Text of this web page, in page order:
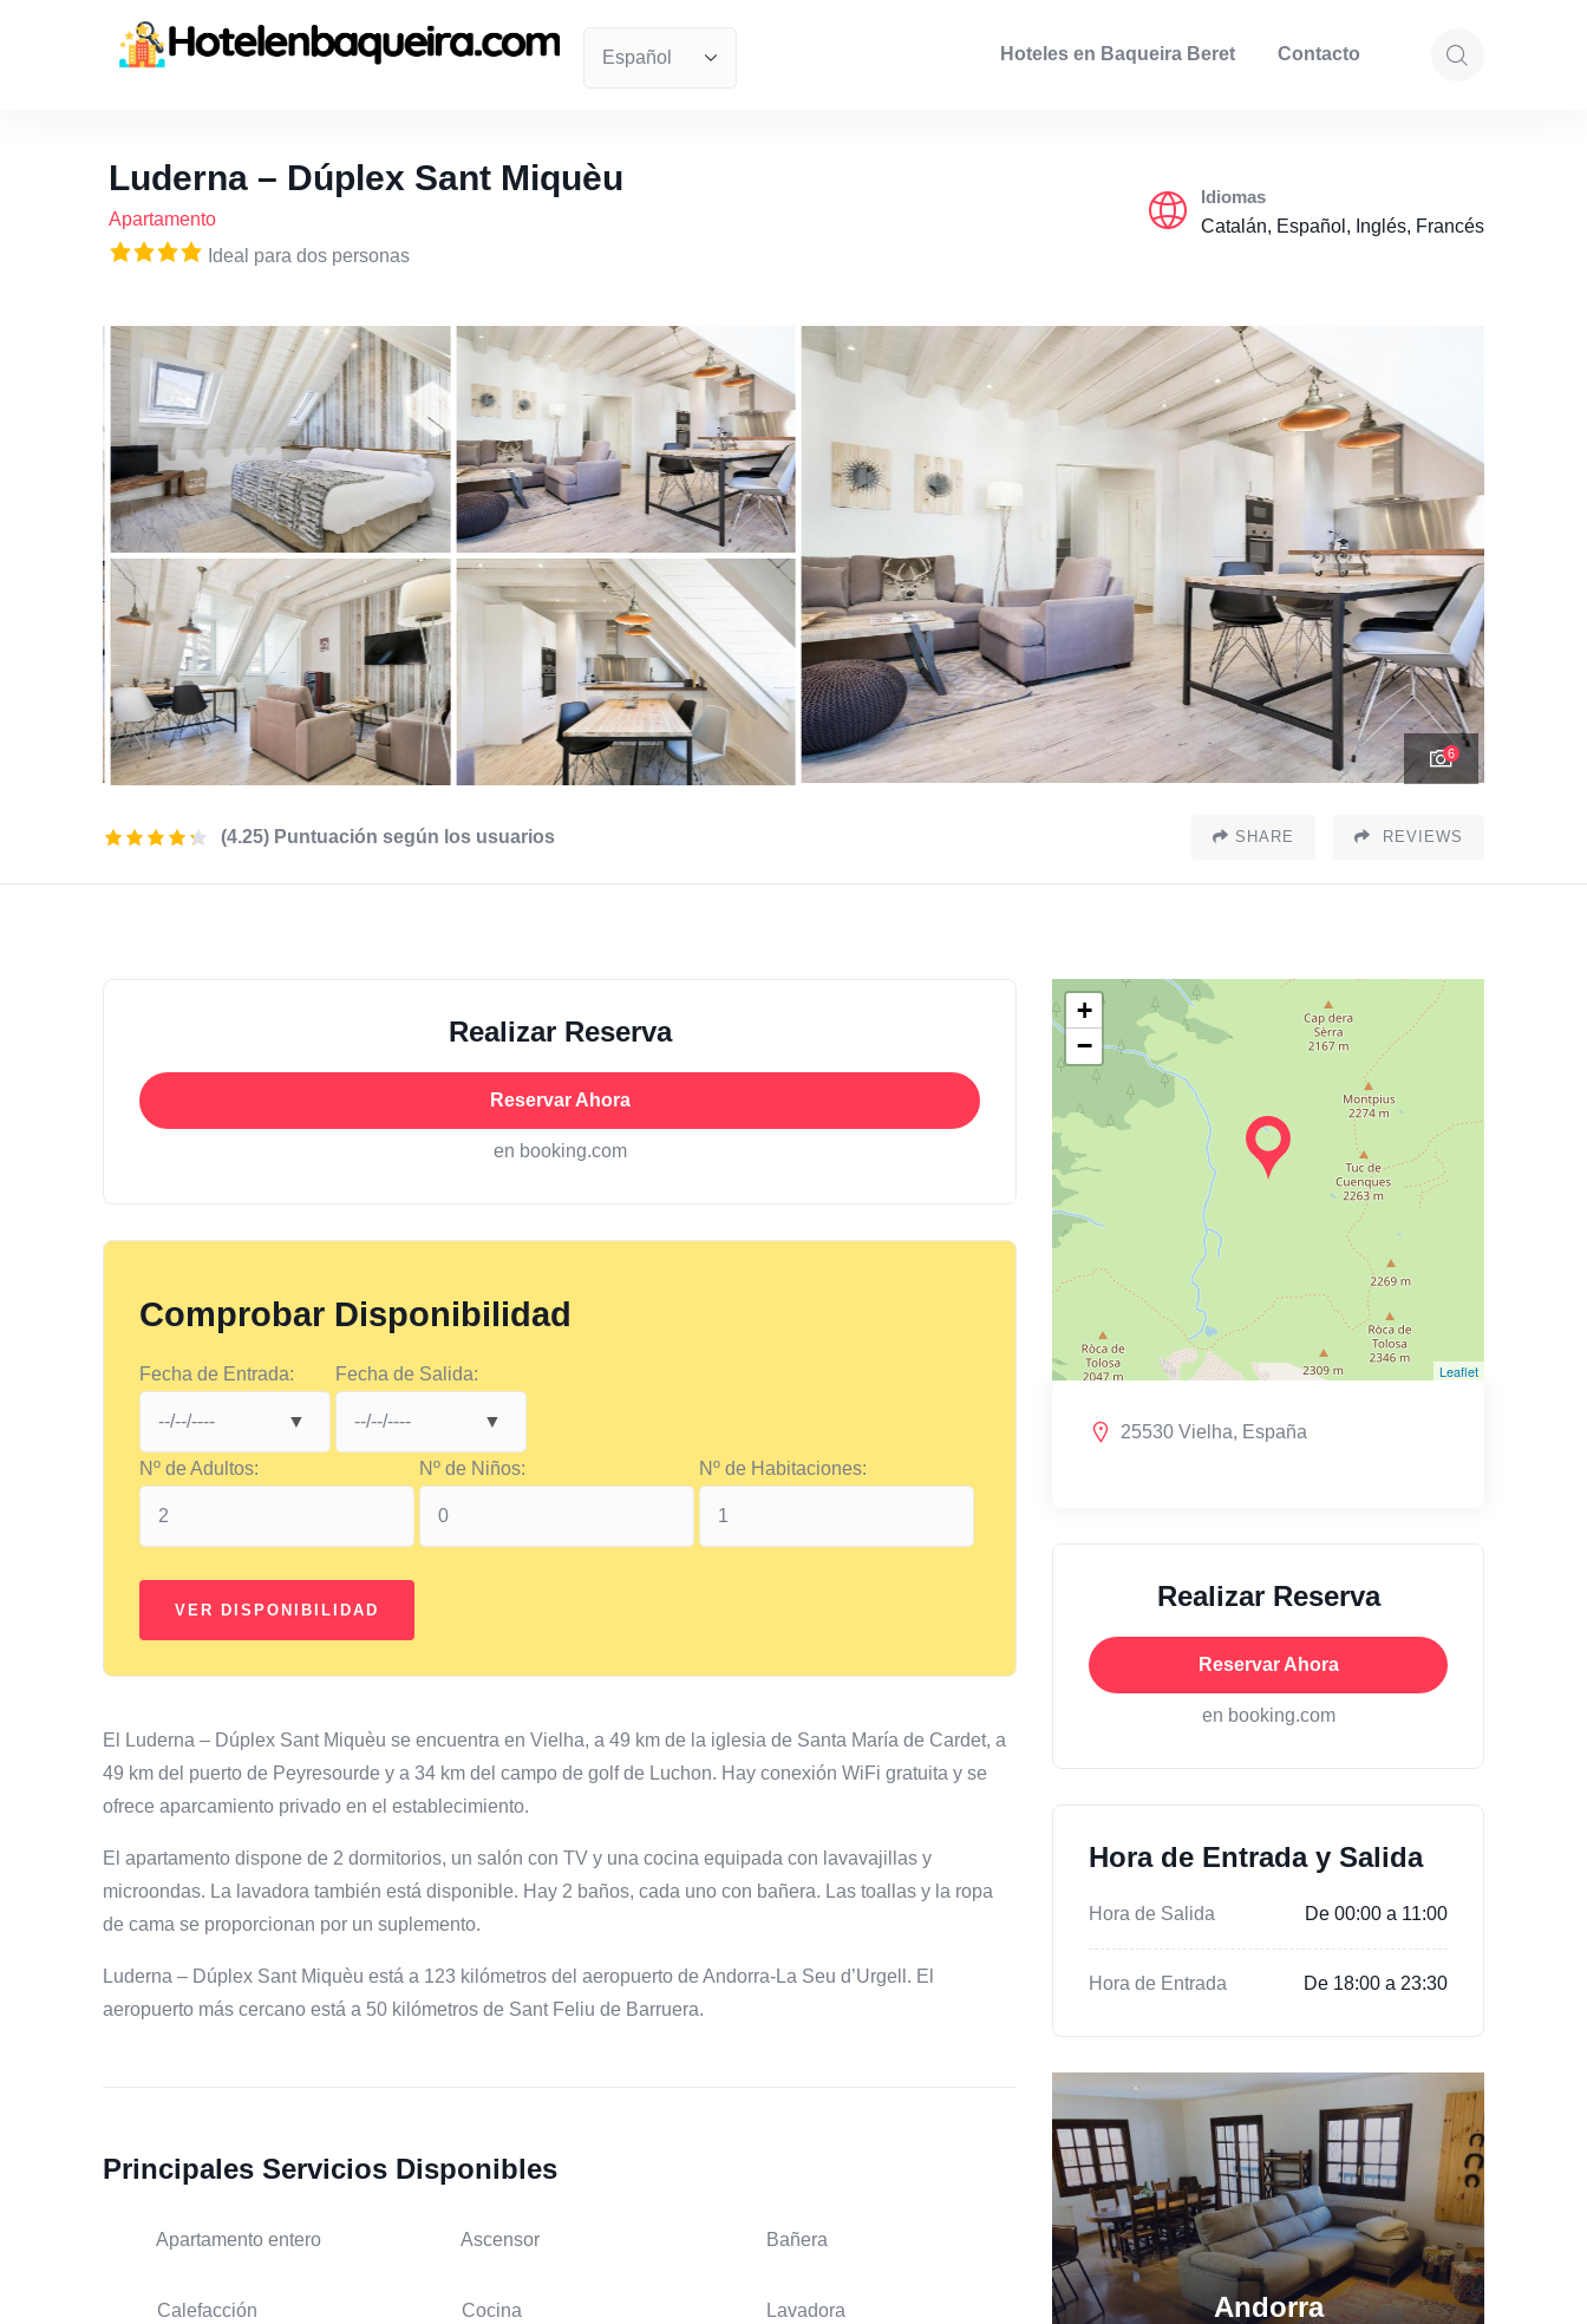
Hoteles en Baqueira Beret Contacto
Luderna – Dúplex Sant Miquèu
Apartamento
Ideal para dos personas
Idiomas
Catalán, Español, Inglés, Francés
6
(4.25) Puntuación según los usuarios SHARE REVIEWS
Realizar Reserva
Reservar Ahora
en booking.com
Comprobar Disponibilidad
Fecha de Entrada: Fecha de Salida:
Nº de Adultos: Nº de Niños: Nº de Habitaciones:
El Luderna – Dúplex Sant Miquèu se encuentra en Vielha, a 49 km de la iglesia de Santa María de Cardet, a
49 km del puerto de Peyresourde y a 34 km del campo de golf de Luchon. Hay conexión WiFi gratuita y se
ofrece aparcamiento privado en el establecimiento.
El apartamento dispone de 2 dormitorios, un salón con TV y una cocina equipada con lavavajillas y
microondas. La lavadora también está disponible. Hay 2 baños, cada uno con bañera. Las toallas y la ropa
de cama se proporcionan por un suplemento.
Luderna – Dúplex Sant Miquèu está a 123 kilómetros del aeropuerto de Andorra-La Seu d’Urgell. El
aeropuerto más cercano está a 50 kilómetros de Sant Feliu de Barruera.
Principales Servicios Disponibles
Apartamento entero Ascensor Bañera
Calefacción Cocina Lavadora
+
−
Leaflet
25530 Vielha, España
Realizar Reserva
Reservar Ahora
en booking.com
Hora de Entrada y Salida
Hora de Salida De 00:00 a 11:00
Hora de Entrada De 18:00 a 23:30
Andorra